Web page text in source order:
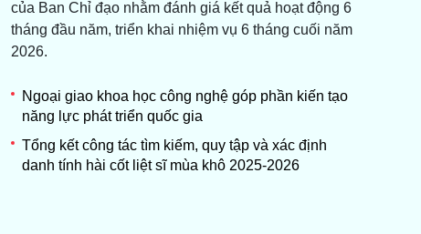
của Ban Chỉ đạo nhằm đánh giá kết quả hoạt động 6
tháng đầu năm, triển khai nhiệm vụ 6 tháng cuối năm
2026.
Ngoại giao khoa học công nghệ góp phần kiến tạo
năng lực phát triển quốc gia
Tổng kết công tác tìm kiếm, quy tập và xác định
danh tính hài cốt liệt sĩ mùa khô 2025-2026